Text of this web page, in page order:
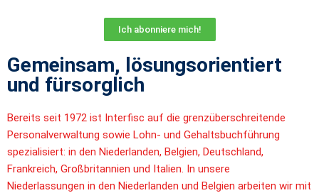
Ich abonniere mich!
Gemeinsam, lösungsorientiert
und fürsorglich
Bereits seit 1972 ist Interfisc auf die grenzüberschreitende
Personalverwaltung sowie Lohn- und Gehaltsbuchführung
spezialisiert: in den Niederlanden, Belgien, Deutschland,
Frankreich, Großbritannien und Italien. In unsere
Niederlassungen in den Niederlanden und Belgien arbeiten wir mit